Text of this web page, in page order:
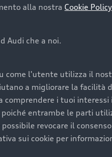
nuova Audi, entro la data
il Piano Premium Care.
previsti, personalizzati
più
alla nostra Cookie Policy
Audi che a noi.
come l'utente utilizza il
a migliorare la facilità
i tuoi
entrambe le parti
revocare il
sui cookie per